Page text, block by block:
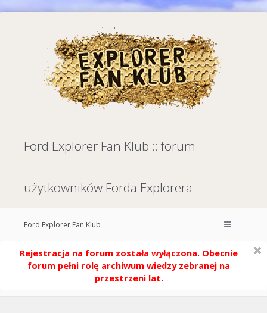
Ford Explorer Fan Klub :: forum
użytkowników Forda Explorera
Ford Explorer Fan Klub
Rejestracja na forum została wyłączona. Obecnie
forum pełni rolę archiwum wiedzy zebranej na
przestrzeni lat.